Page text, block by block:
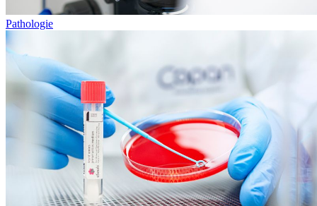
Pathologie